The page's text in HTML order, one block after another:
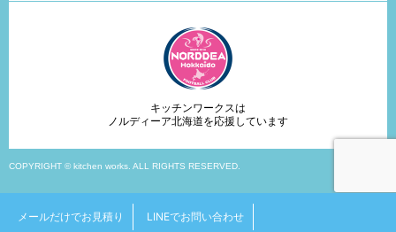
キッチンワークスは
ノルディーア北海道を応援しています
COPYRIGHT © kitchen works. ALL RIGHTS RESERVED.
メールだけでお見積り LINEでお問い合わせ